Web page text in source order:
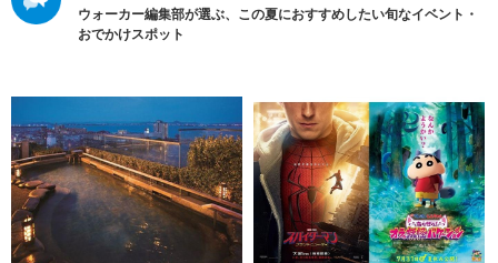
ウォーカー編集部が選ぶ、この夏におすすめしたい旬なイベント・
おでかけスポット